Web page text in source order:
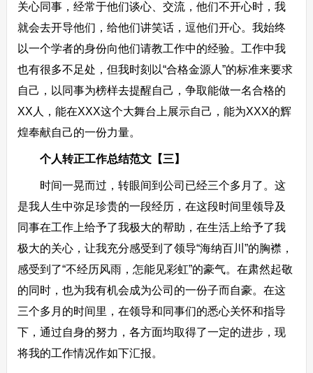
关心同事，经常于他们谈心、交流，他们不开心时，我
就会去开导他们，给他们讲笑话，逗他们开心。我始终
以一个学者的身份向他们请教工作中的经验。工作中我
也有很多不足处，但我时刻以“合格金源人”的标准来要求
自己，以同事为榜样去提醒自己，争取能做一名合格的
XX人，能在XXX这个大舞台上展示自己，能为XXX的辉
煌奉献自己的一份力量。
个人转正工作总结范文【三】
时间一晃而过，转眼间到公司已经三个多月了。这
是我人生中弥足珍贵的一段经历，在这段时间里领导及
同事在工作上给予了我极大的帮助，在生活上给予了我
极大的关心，让我充分感受到了领导“海纳百川”的胸襟，
感受到了“不经历风雨，怎能见彩虹”的豪气。在肃然起敬
的同时，也为我有机会成为公司的一份子而自豪。在这
三个多月的时间里，在领导和同事们的悉心关怀和指导
下，通过自身的努力，各方面均取得了一定的进步，现
将我的工作情况作如下汇报。